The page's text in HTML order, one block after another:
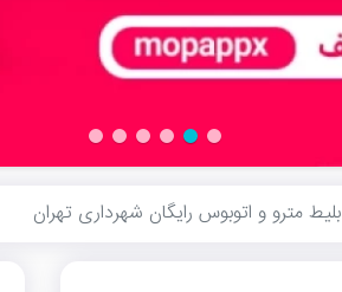
بلیط مترو و اتوبوس رایگان شهرداری تهران